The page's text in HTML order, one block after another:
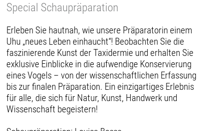
Special Schaupräparation
Erleben Sie hautnah, wie unsere Präparatorin einem
Uhu „neues Leben einhaucht“! Beobachten Sie die
faszinierende Kunst der Taxidermie und erhalten Sie
exklusive Einblicke in die aufwendige Konservierung
eines Vogels – von der wissenschaftlichen Erfassung
bis zur finalen Präparation. Ein einzigartiges Erlebnis
für alle, die sich für Natur, Kunst, Handwerk und
Wissenschaft begeistern!